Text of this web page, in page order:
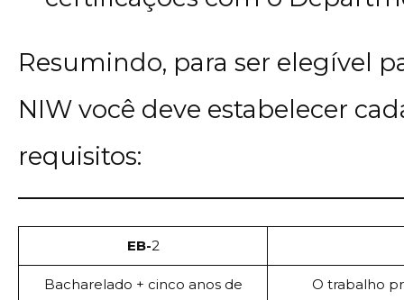
Resumindo, para ser elegível
NIW você deve estabelecer
requisitos:
EB-2
Bacharelado + cinco anos de
O trabalho